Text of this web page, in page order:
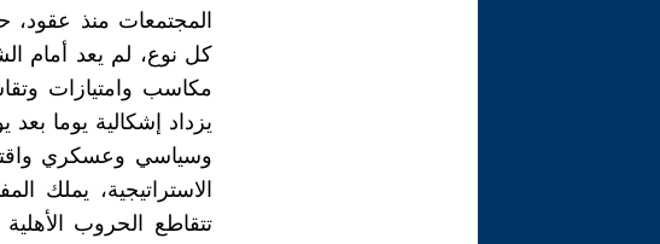
المجتمعات منذ عقود،
كل نوع، لم يعد أمام
مكاسب وامتيازات
يزداد إشكالية يوما
وسياسي وعسكري
الاستراتيجية، يملك
تتقاطع الحروب